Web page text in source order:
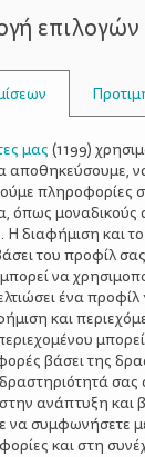
ΜΑΘΗΤΕΊΑ
μας (1199)
αποθηκεύσουμε,
πληροφορίες
όπως μοναδικούς
Η διαφήμιση και
του προφίλ
να
ένα προφίλ
και
βάσει της
σας
ανάπτυξη και
να συμφωνήσετε
και στη